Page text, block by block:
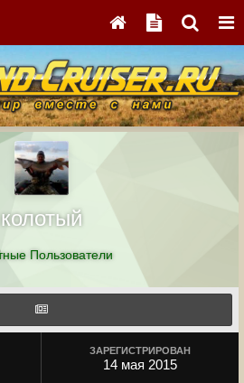
колотый
Пользователи
ЗАРЕГИСТРИРОВАН
14 мая 2015